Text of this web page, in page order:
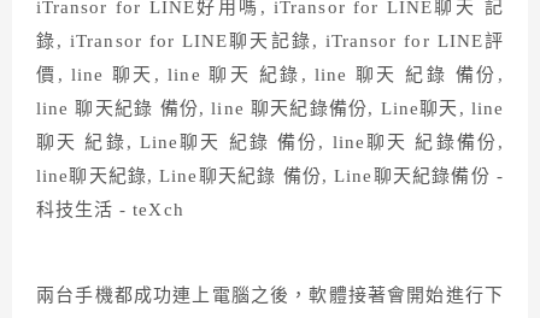
兩台手機都成功連上電腦之後，軟體接著會開始進行下